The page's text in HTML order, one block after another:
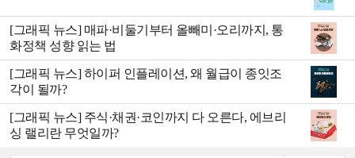
[그래픽 뉴스] 매파·비둘기부터 올빼미·오리까지, 통
화정책 성향 읽는 법
[그래픽 뉴스] 하이퍼 인플레이션, 왜 월급이 종잇조
각이 될까?
[그래픽 뉴스] 주식·채권·코인까지 다 오른다, 에브리
싱 랠리란 무엇일까?